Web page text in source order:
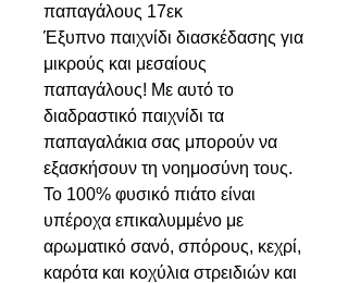
παπαγάλους 17εκ
Έξυπνο παιχνίδι διασκέδασης για
μικρούς και μεσαίους
παπαγάλους! Με αυτό το
διαδραστικό παιχνίδι τα
παπαγαλάκια σας μπορούν να
εξασκήσουν τη νοημοσύνη τους.
Το 100% φυσικό πιάτο είναι
υπέροχα επικαλυμμένο με
αρωματικό σανό, σπόρους, κεχρί,
καρότα και κοχύλια στρειδιών και